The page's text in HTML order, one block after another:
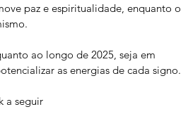
paz e espiritualidade, enquanto o
ao longo de 2025, seja em
as energias de cada signo.
a seguir